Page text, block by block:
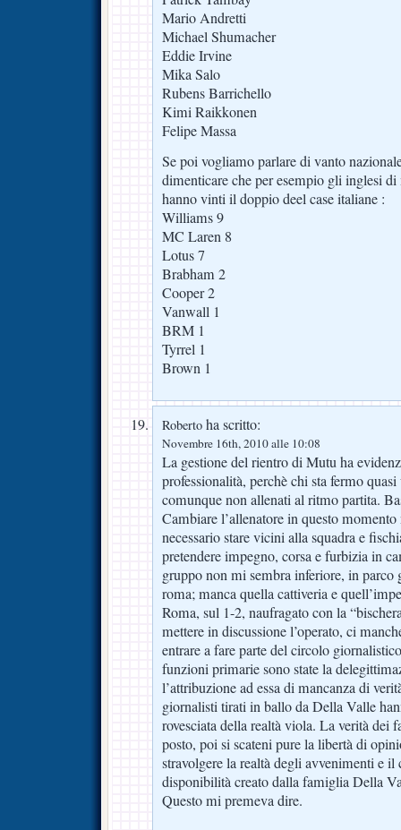
Mario Andretti
Michael Shumacher
Eddie Irvine
Mika Salo
Rubens Barrichello
Kimi Raikkonen
Felipe Massa
Se poi vogliamo parlare di vanto
dimenticare che per esempio gli inglesi
hanno vinti il doppio deel case italiane :
Williams 9
MC Laren 8
Lotus 7
Brabham 2
Cooper 2
Vanwall 1
BRM 1
Tyrrel 1
Brown 1
Roberto ha scritto:
Novembre 16th, 2010 alle 10:08
La gestione del rientro di Mutu ha
professionalità, perchè chi sta fermo
comunque non allenati al ritmo partita.
Cambiare l’allenatore in questo momento
necessario stare vicini alla squadra e
pretendere impegno, corsa e furbizia in
gruppo non mi sembra inferiore, in parco
roma; manca quella cattiveria e
Roma, sul 1-2, naufragato con la
mettere in discussione l’operato, ci
entrare a fare parte del circolo
funzioni primarie sono state la
l’attribuzione ad essa di mancanza di
giornalisti tirati in ballo da Della Valle
rovesciata della realtà viola. La verità dei
posto, poi si scateni pure la libertà di
stravolgere la realtà degli avvenimenti e
disponibilità creato dalla famiglia Della
Questo mi premeva dire.